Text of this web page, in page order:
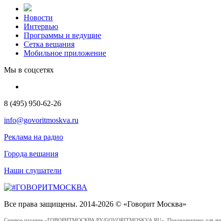
Новости
Интервью
Программы и ведущие
Сетка вещания
Мобильное приложение
Мы в соцсетях
8 (495) 950-62-26
info@govoritmoskva.ru
Реклама на радио
Города вещания
Наши слушатели
Все права защищены. 2014-2026 © «Говорит Москва»